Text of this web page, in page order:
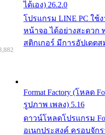
ได้เอง) 26.2.0
โปรแกรม LINE PC ใ
หน้าจอ ได้อย่างสะดวก
สติกเกอร์ มีการอัปเดตส
Format Factory (โหลด
รูปภาพ เพลง) 5.16
ดาวน์โหลดโปรแกรม
อเนกประสงค์ ครอบจัก